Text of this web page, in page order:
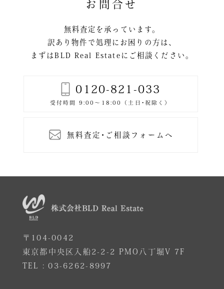
お問合せ
無料査定を承っています。
訳あり物件で処理にお困りの方は、
まずはBLD Real Estateにご相談ください。
0120-821-033
無料査定･ご相談フォームへ
〒104-0042
東京都中央区入船2-2-2 PMO八丁堀V 7F
TEL :03-6262-8997